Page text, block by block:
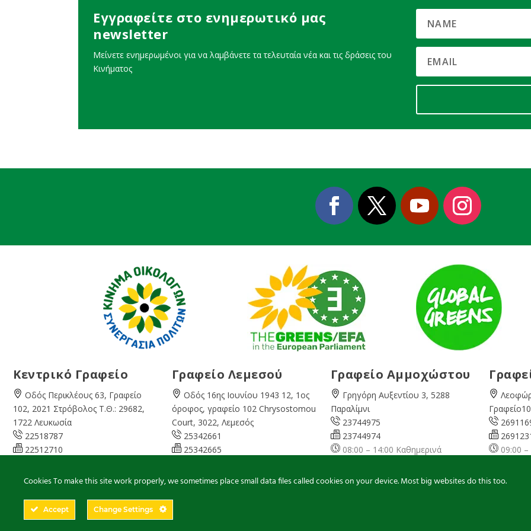
Εγγραφείτε στο ενημερωτικό μας
newsletter
Μείνετε ενημερωμένοι για να λαμβάνετε τα τελευταία νέα και τις δράσεις του
Κινήματος
Κεντρικό Γραφείο
Οδός Περικλέους 63, Γραφείο
102, 2021 Στρόβολος Τ.Θ.: 29682,
1722 Λευκωσία
22518787
22512710
info@cyprusgreens.org
Γραφείο Λεμεσού
Οδός 16ης Ιουνίου 1943 12, 1ος
όροφος, γραφείο 102 Chrysostomou
Court, 3022, Λεμεσός
25342661
25342665
limassol@cyprusgreens.org
Γραφείο Αμμοχώστου
Γρηγόρη Αυξεντίου 3, 5288
Παραλίμνι
23744975
23744974
08:00 – 14:00 Καθημερινά
09:00
Cookies To make this site work properly, we sometimes place small data files called cookies on your device. Most big websites do this too.
Accept Change Settings